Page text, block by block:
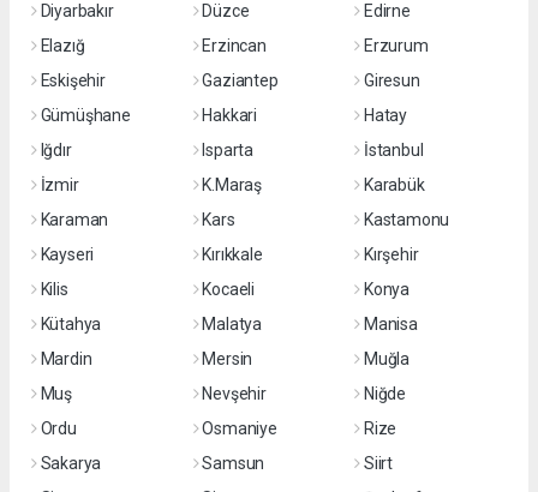
Diyarbakır
Düzce
Edirne
Elazığ
Erzincan
Erzurum
Eskişehir
Gaziantep
Giresun
Gümüşhane
Hakkari
Hatay
Iğdır
Isparta
İstanbul
İzmir
K.Maraş
Karabük
Karaman
Kars
Kastamonu
Kayseri
Kırıkkale
Kırşehir
Kilis
Kocaeli
Konya
Kütahya
Malatya
Manisa
Mardin
Mersin
Muğla
Muş
Nevşehir
Niğde
Ordu
Osmaniye
Rize
Sakarya
Samsun
Siirt